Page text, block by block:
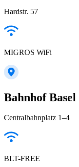
Hardstr. 57
MIGROS WiFi
Bahnhof
Centralbahnplatz 1–4
BLT-FREE